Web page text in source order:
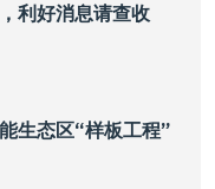
利好消息请查收
生态区“样板工程”